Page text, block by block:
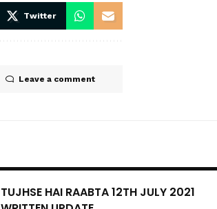
Twitter
Leave a comment
TUJHSE HAI RAABTA 12TH JULY 2021